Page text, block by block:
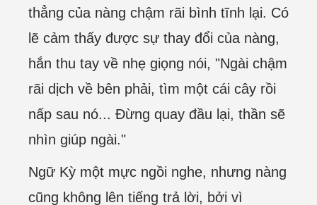
thẳng của nàng chậm rãi bình tĩnh lại. Có
lẽ cảm thấy được sự thay đổi của nàng,
hắn thu tay về nhẹ giọng nói, "Ngài chậm
rãi dịch về bên phải, tìm một cái cây rồi
nấp sau nó... Đừng quay đầu lại, thần sẽ
nhìn giúp ngài."
Ngữ Kỳ một mực ngồi nghe, nhưng nàng
cũng không lên tiếng trả lời, bởi vì